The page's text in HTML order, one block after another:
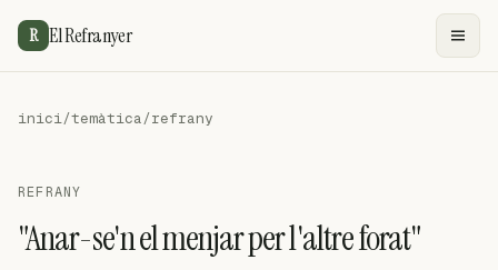
R El Refranyer
inici/temàtica/refrany
REFRANY
"Anar-se'n el menjar per l'altre forat"